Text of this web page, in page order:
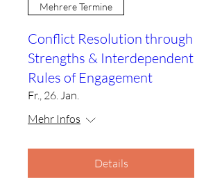
Mehrere Termine
Conflict Resolution through
Strengths & Interdependent
Rules of Engagement
Fr., 26. Jan.
Mehr Infos
Details